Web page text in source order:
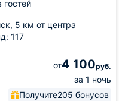
гостей
5 км от центра
117
от4 100руб.
за 1 ночь
Получите205 бонусов